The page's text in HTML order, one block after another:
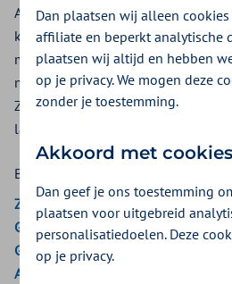
ADHD of ADD. U kunt een
kortwerkende en langwerkende
medicijnen werken vaak net zo
medicijnen, maar u hoeft ze minder
Zilveren Kruis krijgt u een
langwerkende ADHD-
Bekijk de vergoedingen van:
ZieZo
Gemeenten Optimaal
Gemeente Amsterdam
Aon Vitaal
Dan plaatsen wij alleen
affiliate en beperkt analytische
plaatsen wij altijd en hebben
op je privacy. We mogen deze
zonder je toestemming.
Akkoord met
Dan geef je ons toestemming
plaatsen voor uitgebreid
personalisatiedoelen. Deze
op je privacy.